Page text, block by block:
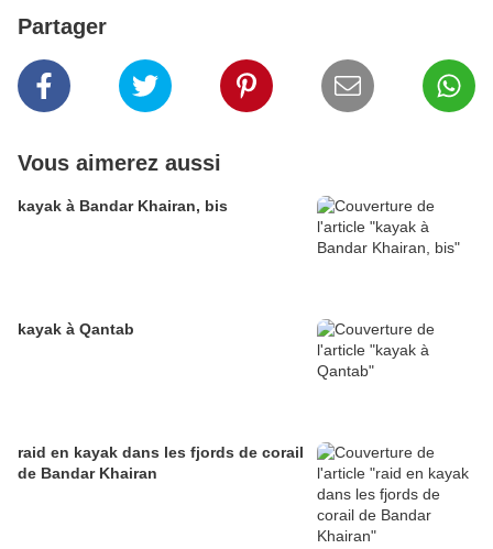
Partager
Vous aimerez aussi
kayak à Bandar Khairan, bis
kayak à Qantab
raid en kayak dans les fjords de corail
de Bandar Khairan